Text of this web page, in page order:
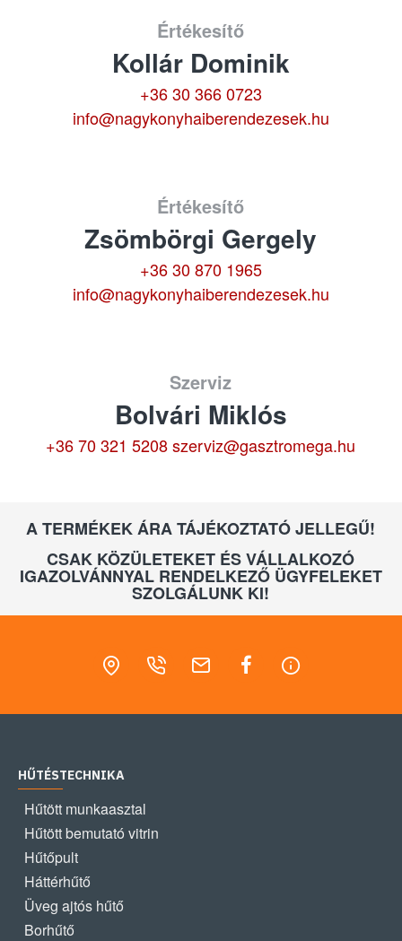
Értékesítő
Kollár Dominik
+36 30 366 0723
info@nagykonyhaiberendezesek.hu
Értékesítő
Zsömbörgi Gergely
+36 30 870 1965
info@nagykonyhaiberendezesek.hu
Szerviz
Bolvári Miklós
+36 70 321 5208 szerviz@gasztromega.hu
A TERMÉKEK ÁRA TÁJÉKOZTATÓ JELLEGŰ!
CSAK KÖZÜLETEKET ÉS VÁLLALKOZÓ
IGAZOLVÁNNYAL RENDELKEZŐ ÜGYFELEKET
SZOLGÁLUNK KI!
HŰTÉSTECHNIKA
Hűtött munkaasztal
Hűtött bemutató vitrin
Hűtőpult
Háttérhűtő
Üveg ajtós hűtő
Borhűtő